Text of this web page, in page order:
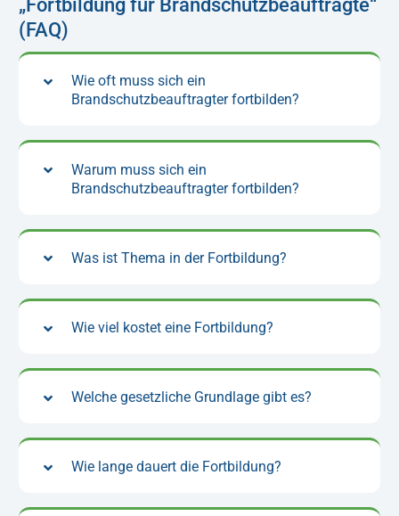
„Fortbildung für Brandschutzbeauftragte“
(FAQ)
Wie oft muss sich ein
Brandschutzbeauftragter fortbilden?
Warum muss sich ein
Brandschutzbeauftragter fortbilden?
Was ist Thema in der Fortbildung?
Wie viel kostet eine Fortbildung?
Welche gesetzliche Grundlage gibt es?
Wie lange dauert die Fortbildung?